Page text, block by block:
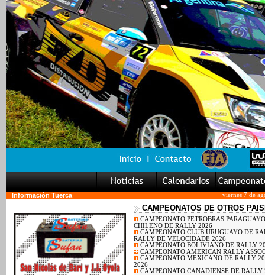
Información Tuerca viernes 7 de
CAMPEONATOS DE OTROS
CAMPEONATO PETROBRAS
CHILENO DE RALLY 2026
CAMPEONATO CLUB URUGUAYO DE
RALLY DE VELOCIDADE 2026
CAMPEONATO BOLIVIANO DE RALLY
CAMPEONATO AMERICAN RALLY
CAMPEONATO MEXICANO DE RALLY
2026
CAMPEONATO CANADIENSE DE RALLY